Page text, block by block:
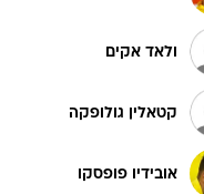
ולאד אקים
קטאלין גולופקה
אובידיו פופסקו